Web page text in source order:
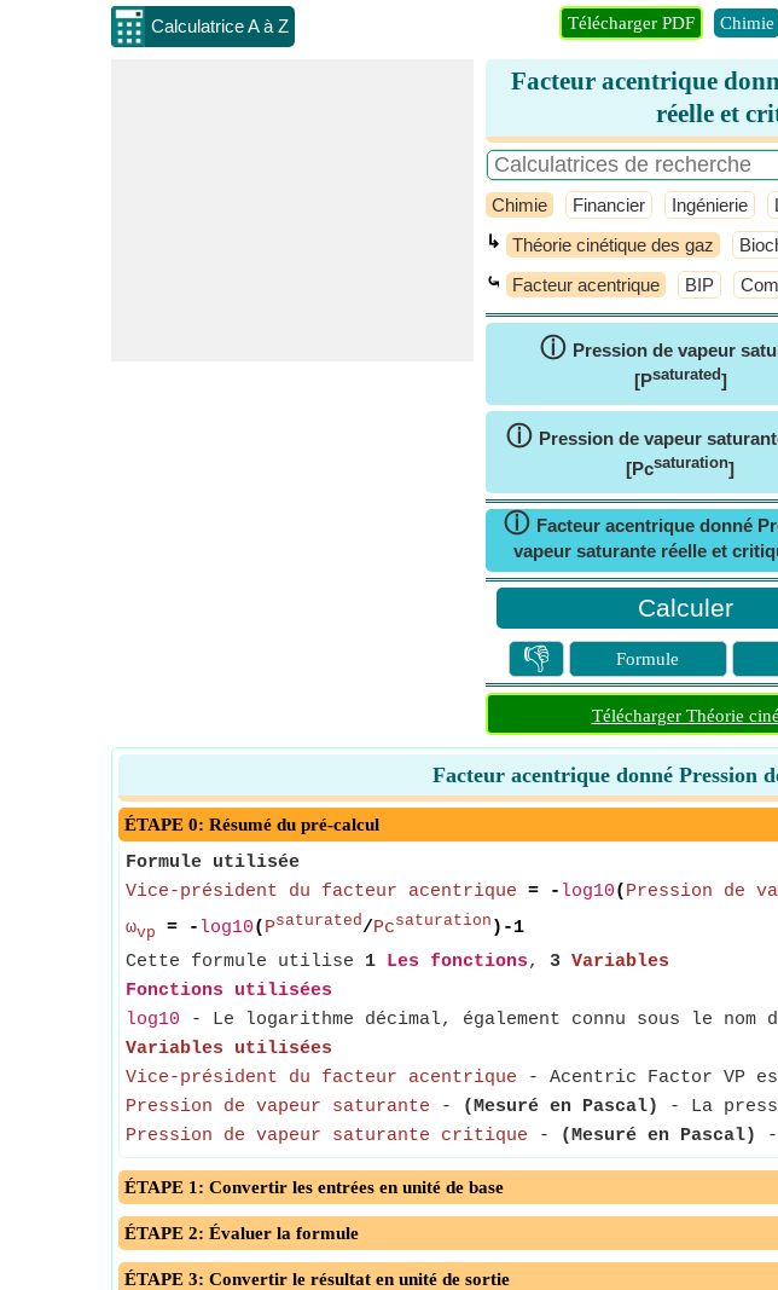
Calculatrice A à Z Télécharger PDF Chimie
Facteur acentrique
réelle et
Chimie Financier Ingénierie
↳ Théorie cinétique des gaz
⤿ Facteur acentrique BIP
ⓘ Pression de vapeur
[Psaturated]
ⓘ Pression de vapeur
[Pcsaturation]
ⓘ Facteur acentrique donné
vapeur saturante réelle et
👎 Formule
Télécharger Théorie
Facteur acentrique donné Pression
ÉTAPE 0: Résumé du pré-calcul
Formule utilisée
Vice-président du facteur acentrique = - log10( Pression de
ωvp = - log10( Psaturated/Pcsaturation )-1
Cette formule utilise 1 Les fonctions, 3 Variables
Fonctions utilisées
log10 - Le logarithme décimal, également connu sous le
Variables utilisées
Vice-président du facteur acentrique - Acentric Factor VP
Pression de vapeur saturante - (Mesuré en Pascal)
- La
Pression de vapeur saturante critique - (Mesuré en Pascal)
ÉTAPE 1: Convertir les entrées en unité de base
ÉTAPE 2: Évaluer la formule
ÉTAPE 3: Convertir le résultat en unité de sortie